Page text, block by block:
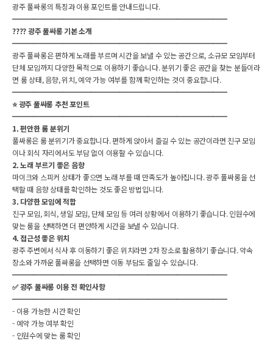
헤더설정
광주 풀싸롱의 특징과 이용 포인트를 안내드립니다.
━━━━━━━━━━━━━━━━━━━━━━━━━━━━━━
???? 광주 풀싸롱 기본 소개
━━━━━━━━━━━━━━━━━━━━━━━━━━━━━━
광주 풀싸롱은 편하게 노래를 부르며 시간을 보낼 수 있는 공간으로, 소규모 모임부터
단체 모임까지 다양한 목적으로 이용하기 좋습니다. 분위기 좋은 공간을 찾는 분들이라
면 룸 상태, 음향, 위치, 예약 가능 여부를 함께 확인하는 것이 중요합니다.
━━━━━━━━━━━━━━━━━━━━━━━━━━━━━━
⭐ 광주 풀싸롱 추천 포인트
━━━━━━━━━━━━━━━━━━━━━━━━━━━━━━
1. 편안한 룸 분위기
풀싸롱은 룸 분위기가 중요합니다. 편하게 앉아서 즐길 수 있는 공간이라면 친구 모임
이나 회식 자리에서도 부담 없이 이용할 수 있습니다.
2. 노래 부르기 좋은 음향
마이크와 스피커 상태가 좋으면 노래 부를 때 만족도가 높아집니다. 광주 풀싸롱을 선
택할 때 음향 상태를 확인하는 것도 좋은 방법입니다.
3. 다양한 모임에 적합
친구 모임, 회식, 생일 모임, 단체 모임 등 여러 상황에서 이용하기 좋습니다. 인원수에
맞는 룸을 선택하면 더 편안하게 시간을 보낼 수 있습니다.
4. 접근성 좋은 위치
광주 주변에서 식사 후 이동하기 좋은 위치라면 2차 장소로 활용하기 좋습니다. 약속
장소와 가까운 풀싸롱을 선택하면 이동 부담도 줄일 수 있습니다.
━━━━━━━━━━━━━━━━━━━━━━━━━━━━━━
✅ 광주 풀싸롱 이용 전 확인사항
━━━━━━━━━━━━━━━━━━━━━━━━━━━━━━
- 이용 가능한 시간 확인
- 예약 가능 여부 확인
- 인원수에 맞는 룸 확인